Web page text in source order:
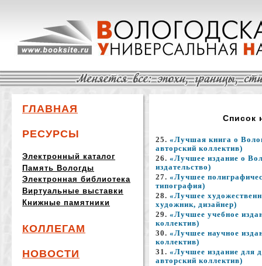
ГЛАВНАЯ
РЕСУРСЫ
Электронный каталог
Память Вологды
Электронная библиотека
Виртуальные выставки
Книжные памятники
КОЛЛЕГАМ
НОВОСТИ
Список
25. «Лучшая книга о
авторский коллектив)
26. «Лучшее издание о
издательство)
27. «Лучшее
типография)
28. «Лучшее
художник, дизайнер)
29. «Лучшее учебное
коллектив)
30. «Лучшее научное
коллектив)
31. «Лучшее издание для
авторский коллектив)